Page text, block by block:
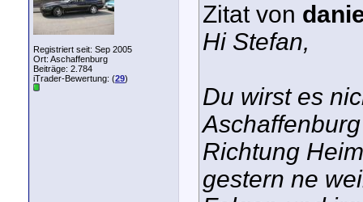
Registriert seit: Sep 2005
Ort: Aschaffenburg
Beiträge: 2.784
iTrader-Bewertung: (29)
Zitat von
Hi Stefan,
Du wirst es
Richtung
gestern ne